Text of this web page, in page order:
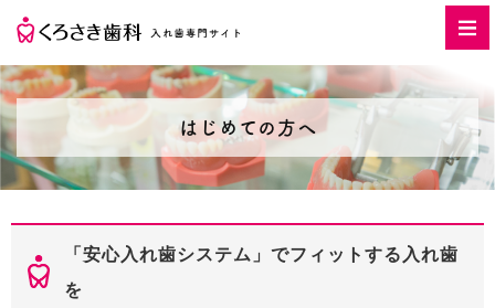
はじめての方へ
「安心入れ歯システム」でフィットする入れ歯
を